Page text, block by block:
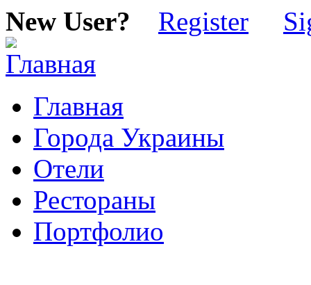
New User? Register
Главная
Города Украины
Отели
Рестораны
Портфолио